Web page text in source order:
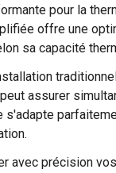
pour la
offre une
sa capacité
assurer
s'adapte
avec précision